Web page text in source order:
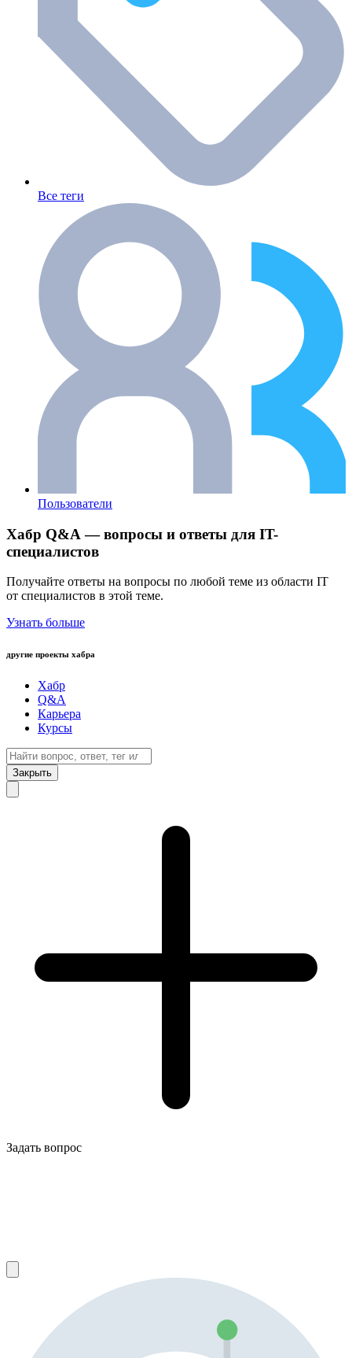
Все теги
Пользователи
Хабр Q&A — вопросы и ответы для IT-
специалистов
Получайте ответы на вопросы по любой теме из области IT
от специалистов в этой теме.
Узнать больше
другие проекты хабра
Хабр
Q&A
Карьера
Курсы
Закрыть
Задать вопрос